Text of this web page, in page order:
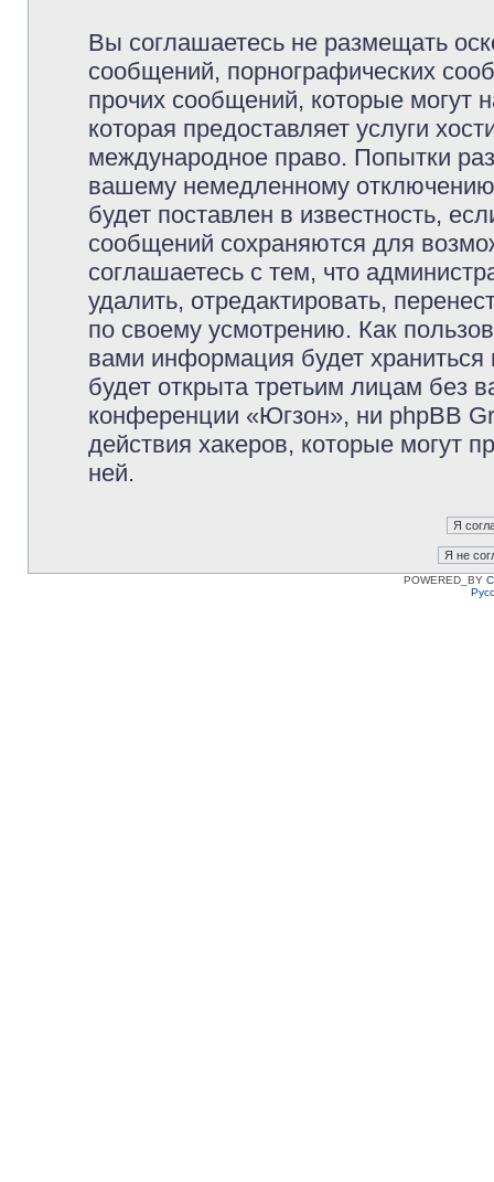
Вы соглашаетесь не размещать
сообщений, порнографических
прочих сообщений, которые могут
которая предоставляет услуги
международное право. Попытки
вашему немедленному
будет поставлен в известность,
сообщений сохраняются для
соглашаетесь с тем, что
удалить, отредактировать,
по своему усмотрению. Как
вами информация будет
будет открыта третьим лицам без
конференции «Югзон», ни phpBB
действия хакеров, которые могут
ней.
POWERED_BY